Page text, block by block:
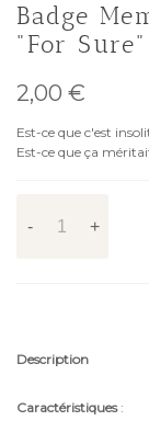
Badge
"For Sure"
2,00 €
Est-ce que c'est
Est-ce que ça
- +
Description
Caractéristiques: